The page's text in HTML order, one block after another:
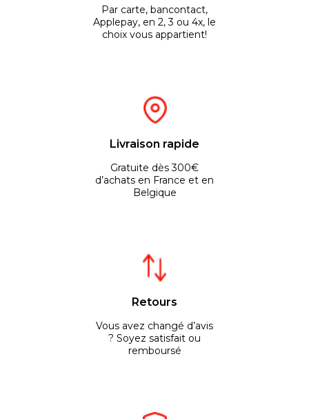
Par carte, bancontact,
Applepay, en 2, 3 ou 4x, le
choix vous appartient!
Livraison rapide
Gratuite dès 300€
d’achats en France et en
Belgique
Retours
Vous avez changé d’avis
? Soyez satisfait ou
remboursé